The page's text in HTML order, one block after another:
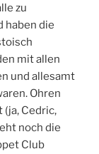
zu
haben die
mit allen
und allesamt
Ohren
(ja, Cedric,
noch die
Club